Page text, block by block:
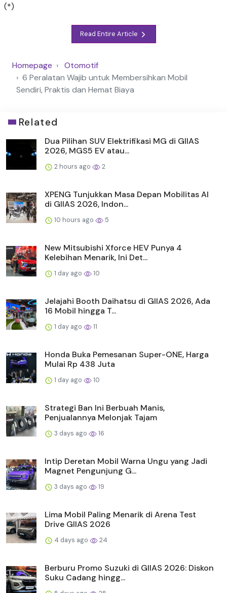
(*)
Read Entire Article
Homepage
Otomotif
6 Peralatan Wajib untuk Membersihkan Mobil
Sendiri, Praktis dan Hemat Biaya
Related
Dua Pilihan SUV Elektrifikasi MG di GIIAS
2026, MGS5 EV atau...
2 hours ago 2
XPENG Tunjukkan Masa Depan Mobilitas AI
di GIIAS 2026, Indon...
10 hours ago 5
New Mitsubishi Xforce HEV Punya 4
Kelebihan Menarik, Ini Det...
1 day ago 10
Jelajahi Booth Daihatsu di GIIAS 2026, Ada
16 Mobil hingga T...
1 day ago 11
Honda Buka Pemesanan Super-ONE, Harga
Mulai Rp 438 Juta
1 day ago 10
Strategi Ban Ini Berbuah Manis,
Penjualannya Melonjak Tajam
3 days ago 16
Intip Deretan Mobil Warna Ungu yang Jadi
Magnet Pengunjung G...
3 days ago 19
Lima Mobil Paling Menarik di Arena Test
Drive GIIAS 2026
4 days ago 24
Berburu Promo Suzuki di GIIAS 2026: Diskon
Suku Cadang hingg...